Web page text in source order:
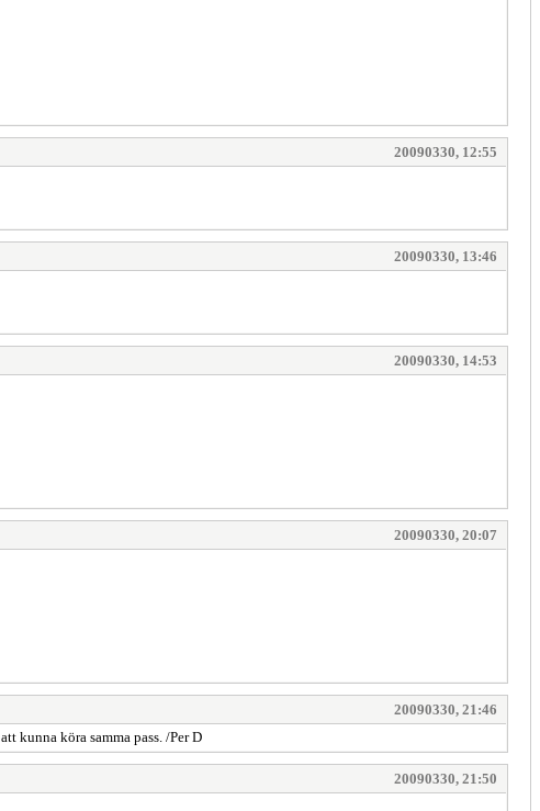
20090330, 12:55
20090330, 13:46
20090330, 14:53
20090330, 20:07
20090330, 21:46
kunna köra samma pass. /Per D
20090330, 21:50